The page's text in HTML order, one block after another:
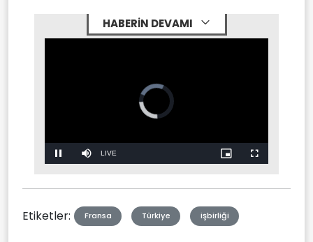
HABERİN DEVAMI
Video
Player
is
loading.
Pause Mute Stream
LIVE
Picture-
in-
Fullscreen
Etiketler: Fransa Türkiye işbirliği